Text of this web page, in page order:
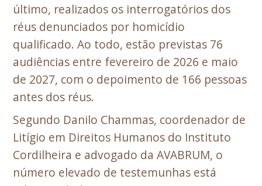
último, realizados os interrogatórios dos
réus denunciados por homicídio
qualificado. Ao todo, estão previstas 76
audiências entre fevereiro de 2026 e maio
de 2027, com o depoimento de 166 pessoas
antes dos réus.
Segundo Danilo Chammas, coordenador de
Litígio em Direitos Humanos do Instituto
Cordilheira e advogado da AVABRUM, o
número elevado de testemunhas está